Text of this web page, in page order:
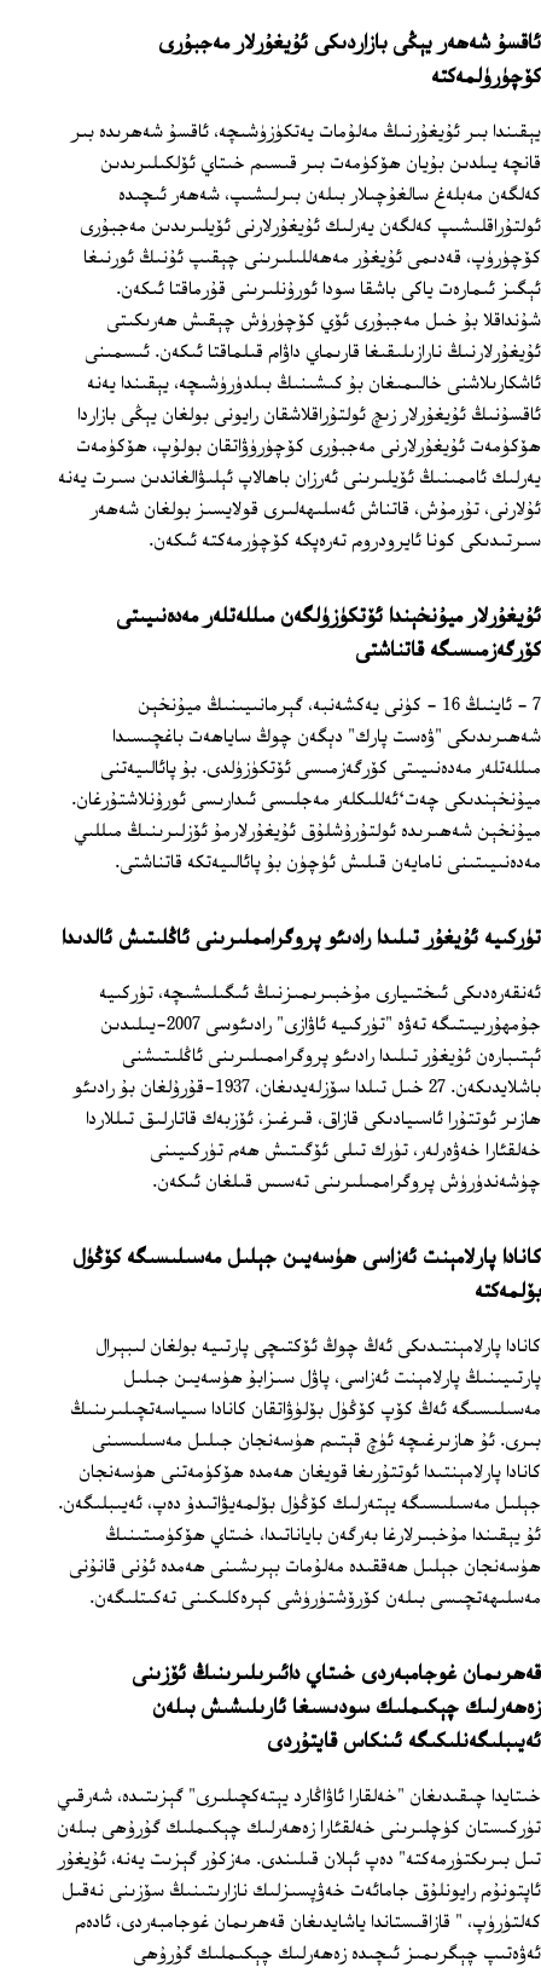
ئاقسۇ شەھەر يېڭى بازاردىكى ئۇيغۇرلار مەجبۇرى
كۆچۈرۈلمەكتە
يېقىندا بىر ئۇيغۇرنىڭ مەلۇمات يەتكۈزۈشىچە، ئاقسۇ شەھرىدە بىر
قانچە يىلدىن بۇيان ھۆكۈمەت بىر قىسىم خىتاي ئۆلكىلىرىدىن
كەلگەن مەبلەغ سالغۇچىلار بىلەن بىرلىشىپ، شەھەر ئىچىدە
ئولتۇراقلىشىپ كەلگەن يەرلىك ئۇيغۇرلارنى ئۆيلىرىدىن مەجبۇرى
كۆچۈرۈپ، قەدىمى ئۇيغۇر مەھەللىلىرىنى چېقىپ ئۇنىڭ ئورنىغا
ئېگىز ئىمارەت ياكى باشقا سودا ئورۇنلىرىنى قۇرماقتا ئىكەن.
شۇنداقلا بۇ خىل مەجبۇرى ئۆي كۆچۈرۈش چېقىش ھەرىكىتى
ئۇيغۇرلارنىڭ نارازىلىقىغا قارىماي داۋام قىلماقتا ئىكەن. ئىسمىنى
ئاشكارىلاشنى خالىمىغان بۇ كىشىنىڭ بىلدۈرۈشىچە، يېقىندا يەنە
ئاقسۇنىڭ ئۇيغۇرلار زىچ ئولتۇراقلاشقان رايونى بولغان يېڭى بازاردا
ھۆكۈمەت ئۇيغۇرلارنى مەجبۇرى كۆچۈرۈۋاتقان بولۇپ، ھۆكۈمەت
يەرلىك ئاممىنىڭ ئۆيلىرىنى ئەرزان باھالاپ ئېلىۋالغاندىن سىرت يەنە
ئۇلارنى، تۇرمۇش، قاتناش ئەسلىھەلىرى قولايسىز بولغان شەھەر
سىرتىدىكى كونا ئايرودروم تەرەپكە كۆچۈرمەكتە ئىكەن.
ئۇيغۇرلار ميۇنخېندا ئۆتكۈزۈلگەن مىللەتلەر مەدەنىيىتى
كۆرگەزمىسىگە قاتناشتى
7 - ئاينىڭ 16 - كۈنى يەكشەنبە، گېرمانىيىنىڭ ميۇنخېن
شەھىرىدىكى "ۋەست پارك" دېگەن چوڭ ساياھەت باغچىسىدا
مىللەتلەر مەدەنىيىتى كۆرگەزمىسى ئۆتكۈزۈلدى. بۇ پائالىيەتنى
ميۇنخېندىكى چەت`ئەللىكلەر مەجلىسى ئىدارىسى ئورۇنلاشتۇرغان.
ميۇنخېن شەھىرىدە ئولتۇرۇشلۇق ئۇيغۇرلارمۇ ئۆزلىرىنىڭ مىللىي
مەدەنىيىتىنى نامايەن قىلىش ئۈچۈن بۇ پائالىيەتكە قاتناشتى.
تۈركىيە ئۇيغۇر تىلىدا رادىئو پروگرامملىرىنى ئاڭلىتىش ئالدىدا
ئەنقەرەدىكى ئىختىيارى مۇخبىرىمىزنىڭ ئىگىلىشىچە، تۈركىيە
جۇمھۇرىيىتىگە تەۋە "تۈركىيە ئاۋازى" رادىئوسى 2007-يىلىدىن
ئېتىبارەن ئۇيغۇر تىلىدا رادىئو پروگراممىلىرىنى ئاڭلىتىشنى
باشلايدىكەن. 27 خىل تىلدا سۆزلەيدىغان، 1937-قۇرۇلغان بۇ رادىئو
ھازىر ئوتتۇرا ئاسىيادىكى قازاق، قىرغىز، ئۆزبەك قاتارلىق تىللاردا
خەلقئارا خەۋەرلەر، تۈرك تىلى ئۆگىتىش ھەم تۈركىيىنى
چۈشەندۈرۈش پروگراممىلىرىنى تەسىس قىلغان ئىكەن.
كانادا پارلامېنت ئەزاسى ھۈسەيىن جېلىل مەسىلىسىگە كۆڭۈل
بۆلمەكتە
كانادا پارلامېنتىدىكى ئەڭ چوڭ ئۆكتىچى پارتىيە بولغان لىبېرال
پارتىيىنىڭ پارلامېنت ئەزاسى، پاۋل سىزابۇ ھۈسەيىن جىلىل
مەسىلىسىگە ئەڭ كۆپ كۆڭۈل بۆلۈۋاتقان كانادا سىياسەتچىلىرىنىڭ
بىرى. ئۇ ھازىرغىچە ئۈچ قېتىم ھۈسەنجان جىلىل مەسىلىسىنى
كانادا پارلامېنتىدا ئوتتۇرىغا قويغان ھەمدە ھۆكۈمەتنى ھۈسەنجان
جېلىل مەسىلىسىگە يېتەرلىك كۆڭۈل بۆلمەيۋاتىدۇ دەپ، ئەيىبلىگەن.
ئۇ يېقىندا مۇخبىرلارغا بەرگەن باياناتىدا، خىتاي ھۆكۈمىتىنىڭ
ھۈسەنجان جېلىل ھەققىدە مەلۇمات بېرىشىنى ھەمدە ئۇنى قانۇنى
مەسلىھەتچىسى بىلەن كۆرۆشتۈرۈشى كېرەكلىكىنى تەكىتلىگەن.
قەھرىمان غوجامبەردى خىتاي دائىرىلىرىنىڭ ئۆزىنى
زەھەرلىك چېكىملىك سودىسىغا ئارىلىشىش بىلەن
ئەيىبلىگەنلىكىگە ئىنكاس قايتۇردى
خىتايدا چىقىدىغان "خەلقارا ئاۋاڭارد يېتەكچىلىرى" گېزىتىدە، شەرقىي
تۈركىستان كۈچلىرىنى خەلقئارا زەھەرلىك چېكىملىك گۇرۇھى بىلەن
تىل بىرىكتۈرمەكتە" دەپ ئېلان قىلىندى. مەزكۇر گېزىت يەنە، ئۇيغۇر
ئاپتونۇم رايونلۇق جامائەت خەۋپسىزلىك نازارىتىنىڭ سۆزىنى نەقىل
كەلتۈرۈپ، " قازاقىستاندا ياشايدىغان قەھرىمان غوجامبەردى، ئادەم
ئەۋەتىپ چېگرىمىز ئىچىدە زەھەرلىك چېكىملىك گۇرۇھى